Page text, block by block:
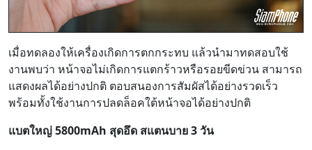
เมื่อทดลองให้เครื่องเกิดการตกกระทบ แล้วนำมาทดสอบใช้
งานพบว่า หน้าจอไม่เกิดการแตกร้าวหรือรอยขีดข่วน สามารถ
แสดงผลได้อย่างปกติ ตอบสนองการสัมผัสได้อย่างรวดเร็ว
พร้อมทั้งใช้งานการปลดล็อคใต้หน้าจอได้อย่างปกติ
แบตใหญ่ 5800mAh สุดอึด สแตนบาย 3 วัน